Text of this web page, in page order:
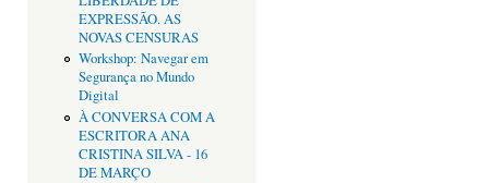
EXPRESSÃO. AS
NOVAS CENSURAS
Workshop: Navegar em
Segurança no Mundo
Digital
À CONVERSA COM A
ESCRITORA ANA
CRISTINA SILVA - 16
DE MARÇO